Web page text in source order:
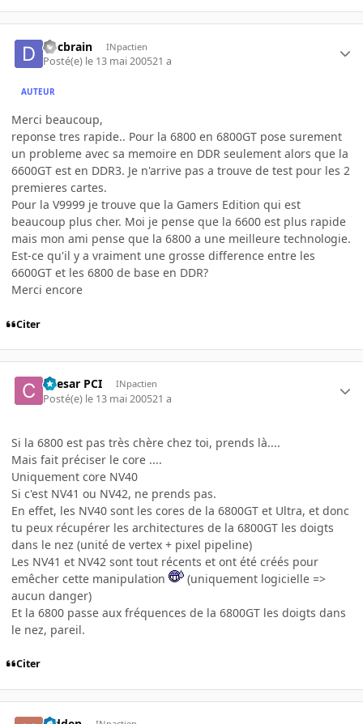
docbrain INpactien
Posté(e) le 13 mai 200521 a
AUTEUR
Merci beaucoup,
reponse tres rapide.. Pour la 6800 en 6800GT pose surement
un probleme avec sa memoire en DDR seulement alors que la
6600GT est en DDR3. Je n'arrive pas a trouve de test pour les 2
premieres cartes.
Pour la V9999 je trouve que la Gamers Edition qui est
beaucoup plus cher. Moi je pense que la 6600 est plus rapide
mais mon ami pense que la 6800 a une meilleure technologie.
Est-ce qu'il y a vraiment une grosse difference entre les
6600GT et les 6800 de base en DDR?
Merci encore
Citer
Caesar PCI INpactien
Posté(e) le 13 mai 200521 a
Si la 6800 est pas très chère chez toi, prends là....
Mais fait préciser le core ....
Uniquement core NV40
Si c'est NV41 ou NV42, ne prends pas.
En effet, les NV40 sont les cores de la 6800GT et Ultra, et donc
tu peux récupérer les architectures de la 6800GT les doigts
dans le nez (unité de vertex + pixel pipeline)
Les NV41 et NV42 sont tout récents et ont été créés pour
emêcher cette manipulation
(uniquement logicielle =>
aucun danger)
Et la 6800 passe aux fréquences de la 6800GT les doigts dans
le nez, pareil.
Citer